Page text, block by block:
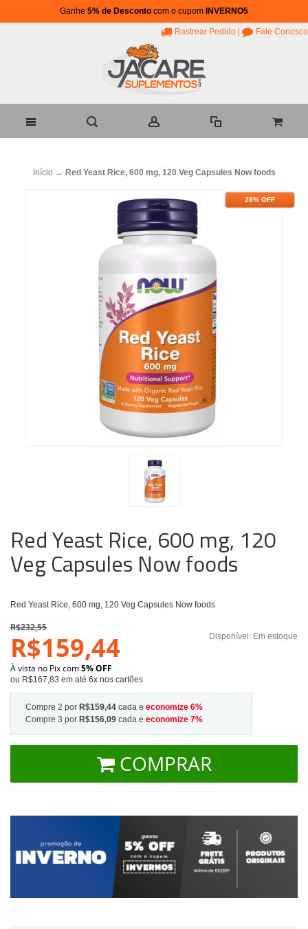
Ganhe 5% de Desconto com o cupom INVERNO5
Rastrear Pedido Fale Conosco
Início → Red Yeast Rice, 600 mg, 120 Veg Capsules Now foods
28% OFF
Red Yeast Rice, 600 mg, 120
Veg Capsules Now foods
Red Yeast Rice, 600 mg, 120 Veg Capsules Now foods
Disponível: Em estoque
R$232,55
R$159,44
À vista no Pix com5% OFF
ou R$167,83 em até 6x nos cartões
Compre 2 por R$159,44 cada e economize 6%
Compre 3 por R$156,09 cada e economize 7%
COMPRAR